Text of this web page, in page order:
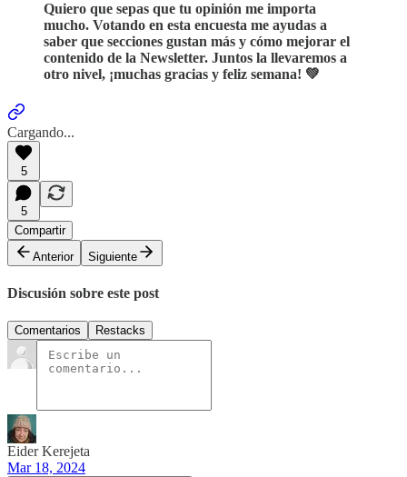
Quiero que sepas que tu opinión me importa
mucho. Votando en esta encuesta me ayudas a
saber que secciones gustan más y cómo mejorar el
contenido de la Newsletter. Juntos la llevaremos a
otro nivel, ¡muchas gracias y feliz semana! 💚
Cargando...
5
5
Compartir
Anterior
Siguiente
Discusión sobre este post
Comentarios Restacks
Eider Kerejeta
Mar 18, 2024